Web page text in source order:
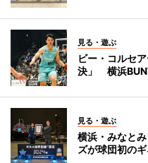
見る・遊ぶ
ビー・コルセ
決」 横浜
見る・遊ぶ
横浜・みなと
ズが球団初の